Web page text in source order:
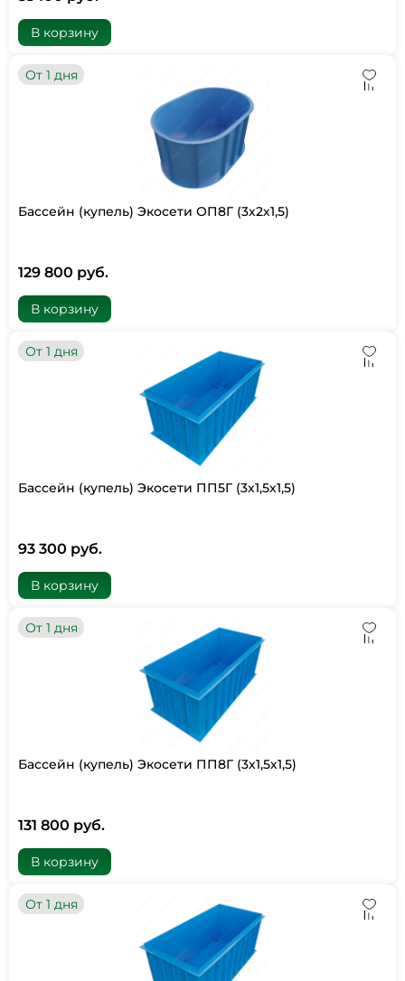
В корзину
От 1 дня
Бассейн (купель) Экосети ОП8Г (3х2х1,5)
129 800 руб.
В корзину
От 1 дня
Бассейн (купель) Экосети ПП5Г (3х1,5х1,5)
93 300 руб.
В корзину
От 1 дня
Бассейн (купель) Экосети ПП8Г (3х1,5х1,5)
131 800 руб.
В корзину
От 1 дня